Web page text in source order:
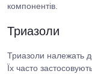
компонентів.
Триазоли
Триазоли належать
Їх часто